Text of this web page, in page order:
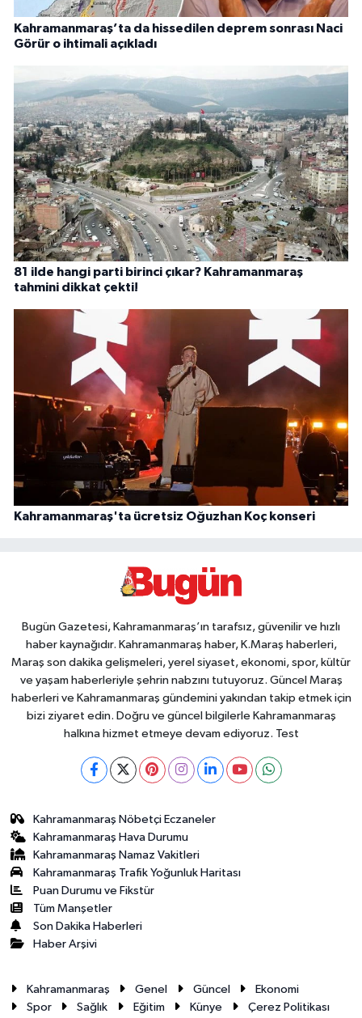
Kahramanmaraş’ta da hissedilen deprem sonrası Naci
Görür o ihtimali açıkladı
81 ilde hangi parti birinci çıkar? Kahramanmaraş
tahmini dikkat çekti!
Kahramanmaraş'ta ücretsiz Oğuzhan Koç konseri
Bugün Gazetesi, Kahramanmaraş’ın tarafsız, güvenilir ve hızlı
haber kaynağıdır. Kahramanmaraş haber, K.Maraş haberleri,
Maraş son dakika gelişmeleri, yerel siyaset, ekonomi, spor, kültür
ve yaşam haberleriyle şehrin nabzını tutuyoruz. Güncel Maraş
haberleri ve Kahramanmaraş gündemini yakından takip etmek için
bizi ziyaret edin. Doğru ve güncel bilgilerle Kahramanmaraş
halkına hizmet etmeye devam ediyoruz. Test
Kahramanmaraş Nöbetçi Eczaneler
Kahramanmaraş Hava Durumu
Kahramanmaraş Namaz Vakitleri
Kahramanmaraş Trafik Yoğunluk Haritası
Puan Durumu ve Fikstür
Tüm Manşetler
Son Dakika Haberleri
Haber Arşivi
Kahramanmaraş Genel Güncel
Ekonomi
Spor
Sağlık Eğitim Künye Çerez Politikası